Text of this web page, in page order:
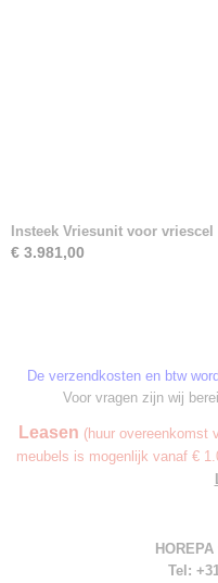
Insteek Vriesunit voor vriescel
€ 3.981,00
De verzendkosten en btw
Voor vragen zijn wij
Leasen (huur overeenkomst
meubels is mogenlijk vanaf €
Tel: